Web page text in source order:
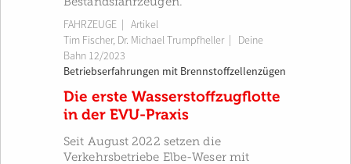
FAHRZEUGE | Artikel
Tim Fischer, Dr. Michael Trumpfheller| Deine
Bahn 12/2023
Betriebserfahrungen mit Brennstoffzellenzügen
Die erste Wasserstoffzugflotte
in der EVU-Praxis
Seit August 2022 setzen die
Verkehrsbetriebe Elbe-Weser mit